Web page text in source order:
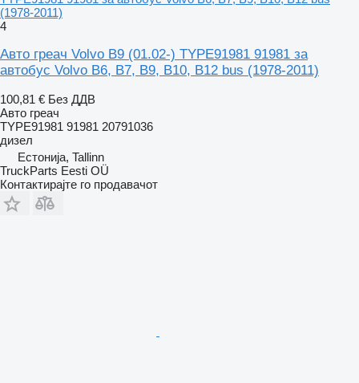
(1978-2011)
4
Авто греач Volvo B9 (01.02-) TYPE91981 91981 за
автобус Volvo B6, B7, B9, B10, B12 bus (1978-2011)
100,81 € Без ДДВ
Авто греач
TYPE91981 91981 20791036
дизел
Естонија, Tallinn
TruckParts Eesti OÜ
Контактирајте го продавачот